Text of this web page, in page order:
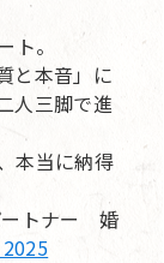
。
と本音」に
人三脚で進
本当に納得
トナー 婚